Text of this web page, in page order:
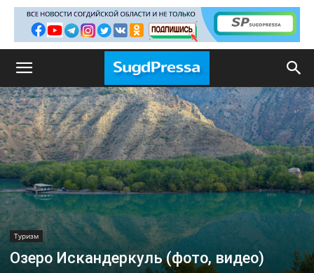
Туризм
Озеро Искандеркуль (фото, видео)